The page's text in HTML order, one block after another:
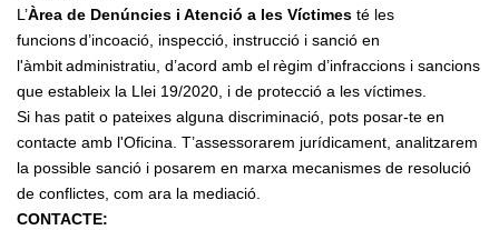
L’Àrea de Denúncies i Atenció a les Víctimes té les
funcions d’incoació, inspecció, instrucció i sanció en
l'àmbit administratiu, d’acord amb el règim d’infraccions i sancions
que estableix la Llei 19/2020, i de protecció a les víctimes.
Si has patit o pateixes alguna discriminació, pots posar-te en
contacte amb l'Oficina. T’assessorarem jurídicament, analitzarem
la possible sanció i posarem en marxa mecanismes de resolució
de conflictes, com ara la mediació.
CONTACTE: